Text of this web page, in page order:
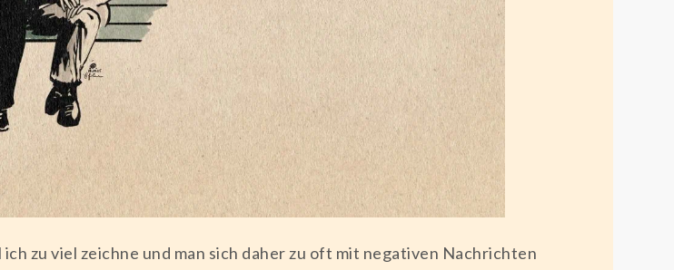
zu viel zeichne und man sich daher zu oft mit negativen Nachrichten